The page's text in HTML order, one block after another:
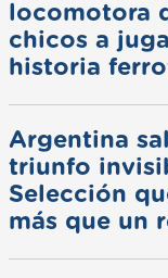
locomotora
chicos a
historia
Argentina
triunfo
Selección
más que un